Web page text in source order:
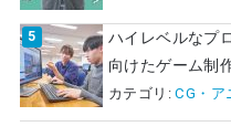
ハイレベルなプ
向けたゲーム制
カテゴリ:CG・ア